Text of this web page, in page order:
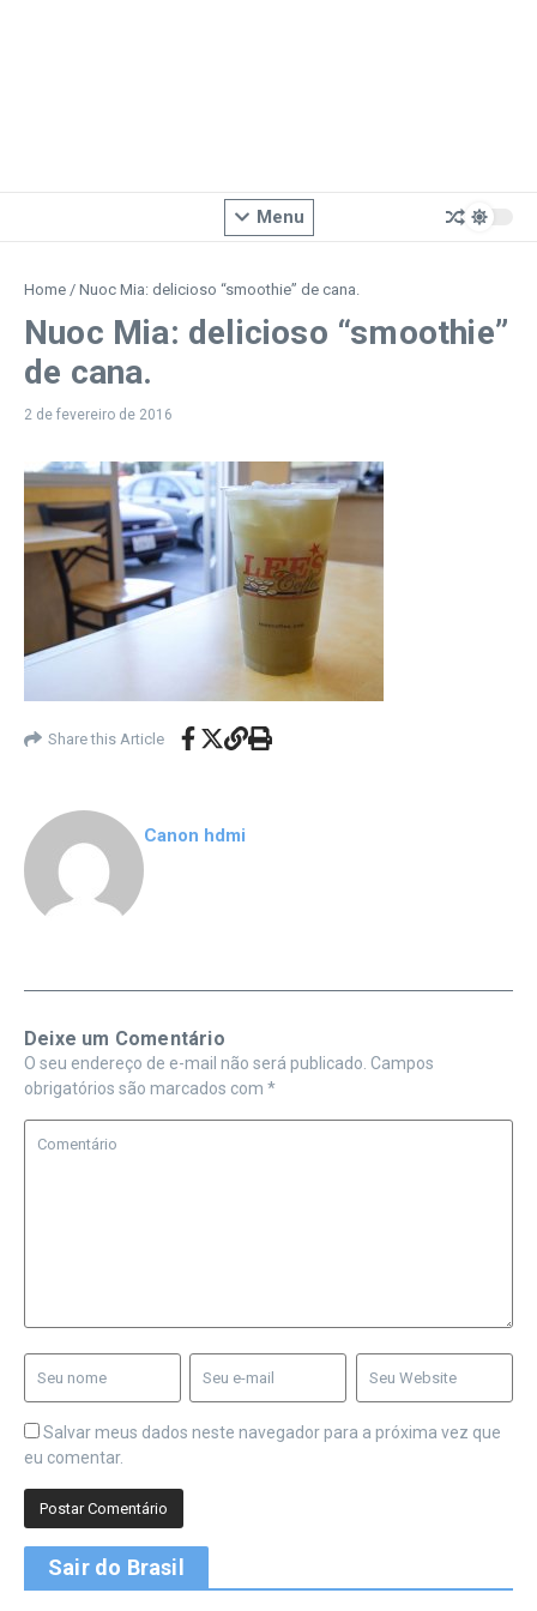
Menu
Home / Nuoc Mia: delicioso “smoothie” de cana.
Nuoc Mia: delicioso “smoothie”
de cana.
2 de fevereiro de 2016
Share this Article
Canon hdmi
Deixe um Comentário
O seu endereço de e-mail não será publicado. Campos
obrigatórios são marcados com *
Salvar meus dados neste navegador para a próxima vez que
eu comentar.
Sair do Brasil